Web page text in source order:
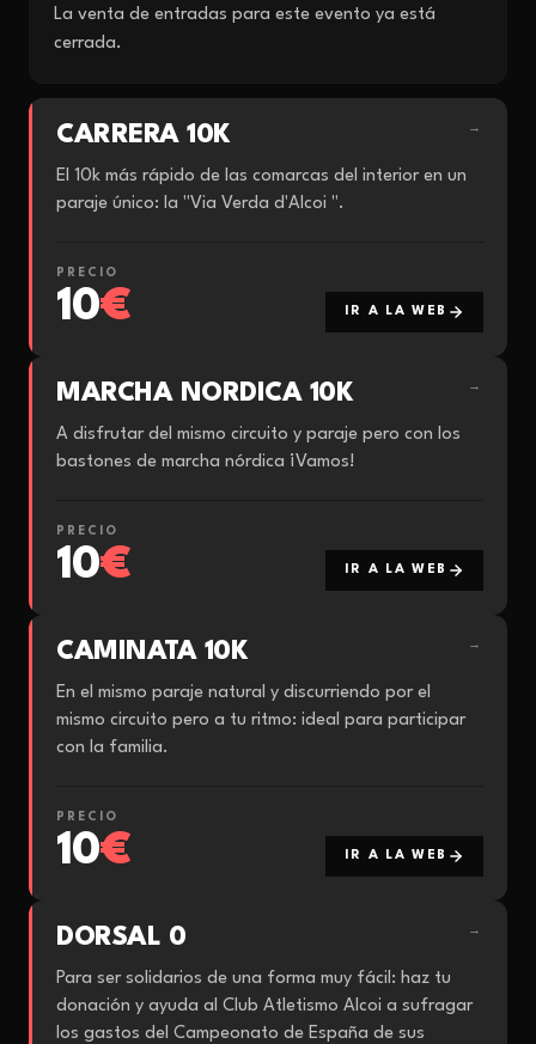
La venta de entradas para este evento ya está
cerrada.
CARRERA 10K →
El 10k más rápido de las comarcas del interior en un
paraje único: la "Via Verda d'Alcoi ".
PRECIO
10€ IR A LA WEB
MARCHA NORDICA 10K →
A disfrutar del mismo circuito y paraje pero con los
bastones de marcha nórdica ¡Vamos!
PRECIO
10€ IR A LA WEB
CAMINATA 10K →
En el mismo paraje natural y discurriendo por el
mismo circuito pero a tu ritmo: ideal para participar
con la familia.
PRECIO
10€ IR A LA WEB
DORSAL 0 →
Para ser solidarios de una forma muy fácil: haz tu
donación y ayuda al Club Atletismo Alcoi a sufragar
los gastos del Campeonato de España de sus